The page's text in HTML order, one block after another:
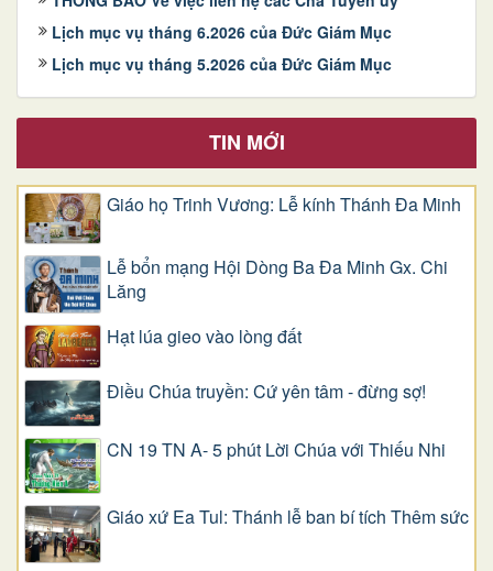
Lịch mục vụ tháng 6.2026 của Đức Giám Mục
Lịch mục vụ tháng 5.2026 của Đức Giám Mục
TIN MỚI
Giáo họ Trinh Vương: Lễ kính Thánh Đa Minh
Lễ bổn mạng Hội Dòng Ba Đa Minh Gx. Chi
Lăng
Hạt lúa gieo vào lòng đất
Điều Chúa truyền: Cứ yên tâm - đừng sợ!
CN 19 TN A- 5 phút Lời Chúa với Thiếu Nhi
Giáo xứ Ea Tul: Thánh lễ ban bí tích Thêm sức